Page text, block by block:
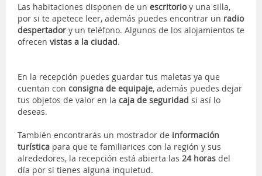
Las habitaciones disponen de un escritorioy una silla,
por si te apetece leer, además puedes encontrar un radio
despertador y un teléfono. Algunos de los alojamientos te
ofrecen vistas a la ciudad.
En la recepción puedes guardar tus maletas ya que
cuentan con consigna de equipaje, además puedes dejar
tus objetos de valor en la caja de seguridad si así lo
deseas.
También encontrarás un mostrador de información
turística para que te familiarices con la región y sus
alrededores, la recepción está abierta las 24 horas del
día por si tienes alguna inquietud.